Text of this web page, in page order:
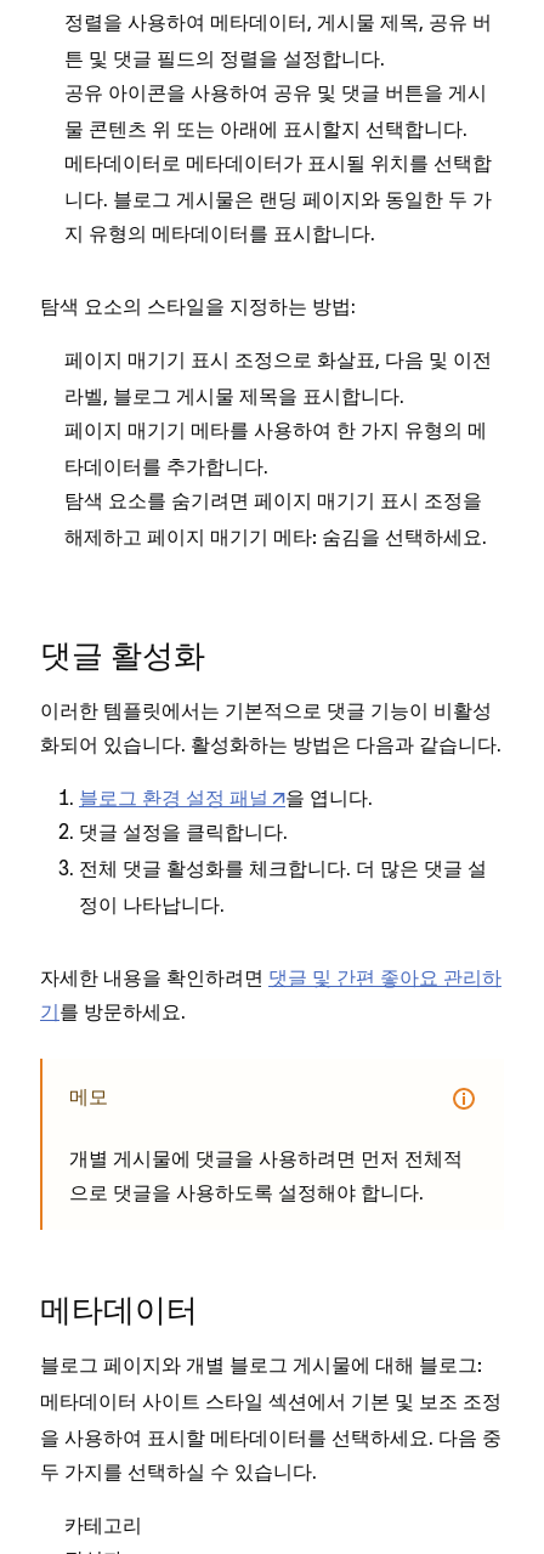
정렬을 사용하여 메타데이터, 게시물 제목, 공유 버
튼 및 댓글 필드의 정렬을 설정합니다.
공유 아이콘을 사용하여 공유 및 댓글 버튼을 게시
물 콘텐츠 위 또는 아래에 표시할지 선택합니다.
메타데이터 로 메타데이터가 표시될 위치를 선택합
니다. 블로그 게시물은 랜딩 페이지와 동일한 두 가
지 유형의 메타데이터를 표시합니다.
탐색 요소의 스타일을 지정하는 방법:
페이지 매기기 표시 조정으로 화살표, 다음 및 이전
라벨, 블로그 게시물 제목을 표시합니다.
페이지 매기기 메타를 사용하여 한 가지 유형의 메
타데이터를 추가합니다.
탐색 요소를 숨기려면 페이지 매기기 표시 조정을
해제하고 페이지 매기기 메타: 숨김을 선택하세요.
댓글 활성화
이러한 템플릿에서는 기본적으로 댓글 기능이 비활성
화되어 있습니다. 활성화하는 방법은 다음과 같습니다.
블로그 환경 설정 패널 을 엽니다.
댓글 설정을 클릭합니다.
전체 댓글 활성화를 체크합니다. 더 많은 댓글 설
정이 나타납니다.
자세한 내용을 확인하려면 댓글 및 간편 좋아요 관리하
기를 방문하세요.
메모
개별 게시물에 댓글을 사용하려면 먼저 전체적
으로 댓글을 사용하도록 설정해야 합니다.
메타데이터
블로그 페이지와 개별 블로그 게시물에 대해 블로그:
메타데이터 사이트 스타일 섹션에서 기본 및 보조 조정
을 사용하여 표시할 메타데이터를 선택하세요. 다음 중
두 가지를 선택하실 수 있습니다.
카테고리